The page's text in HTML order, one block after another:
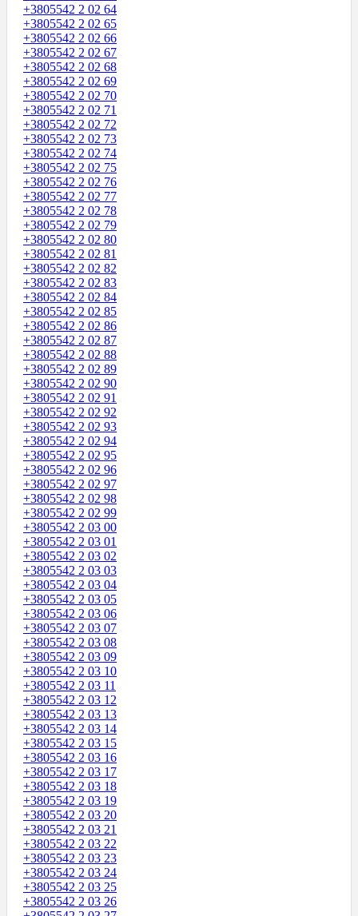
+3805542 2 02 64
+3805542 2 02 65
+3805542 2 02 66
+3805542 2 02 67
+3805542 2 02 68
+3805542 2 02 69
+3805542 2 02 70
+3805542 2 02 71
+3805542 2 02 72
+3805542 2 02 73
+3805542 2 02 74
+3805542 2 02 75
+3805542 2 02 76
+3805542 2 02 77
+3805542 2 02 78
+3805542 2 02 79
+3805542 2 02 80
+3805542 2 02 81
+3805542 2 02 82
+3805542 2 02 83
+3805542 2 02 84
+3805542 2 02 85
+3805542 2 02 86
+3805542 2 02 87
+3805542 2 02 88
+3805542 2 02 89
+3805542 2 02 90
+3805542 2 02 91
+3805542 2 02 92
+3805542 2 02 93
+3805542 2 02 94
+3805542 2 02 95
+3805542 2 02 96
+3805542 2 02 97
+3805542 2 02 98
+3805542 2 02 99
+3805542 2 03 00
+3805542 2 03 01
+3805542 2 03 02
+3805542 2 03 03
+3805542 2 03 04
+3805542 2 03 05
+3805542 2 03 06
+3805542 2 03 07
+3805542 2 03 08
+3805542 2 03 09
+3805542 2 03 10
+3805542 2 03 11
+3805542 2 03 12
+3805542 2 03 13
+3805542 2 03 14
+3805542 2 03 15
+3805542 2 03 16
+3805542 2 03 17
+3805542 2 03 18
+3805542 2 03 19
+3805542 2 03 20
+3805542 2 03 21
+3805542 2 03 22
+3805542 2 03 23
+3805542 2 03 24
+3805542 2 03 25
+3805542 2 03 26